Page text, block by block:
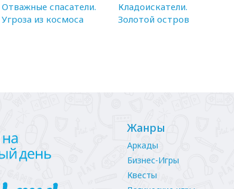
Отважные спасатели.
Угроза из космоса
Кладоискатели.
Золотой остров
Жанры
Аркады
Бизнес-Игры
Квесты